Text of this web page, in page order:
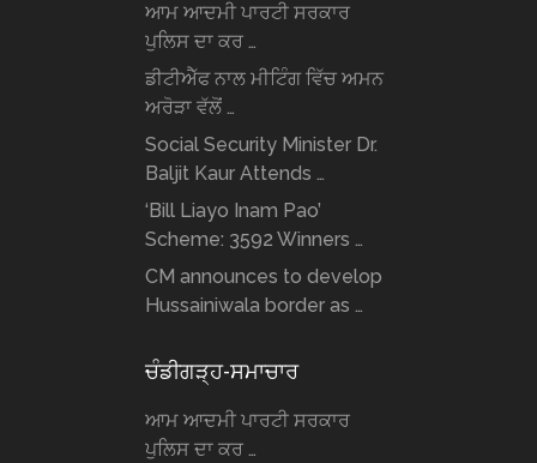
ਆਮ ਆਦਮੀ ਪਾਰਟੀ ਸਰਕਾਰ
ਪੁਲਿਸ ਦਾ ਕਰ …
ਡੀਟੀਐੱਫ ਨਾਲ ਮੀਟਿੰਗ ਵਿੱਚ ਅਮਨ
ਅਰੋੜਾ ਵੱਲੋਂ …
Social Security Minister Dr.
Baljit Kaur Attends …
‘Bill Liayo Inam Pao’
Scheme: 3592 Winners …
CM announces to develop
Hussainiwala border as …
ਚੰਡੀਗੜ੍ਹ-ਸਮਾਚਾਰ
ਆਮ ਆਦਮੀ ਪਾਰਟੀ ਸਰਕਾਰ
ਪੁਲਿਸ ਦਾ ਕਰ …